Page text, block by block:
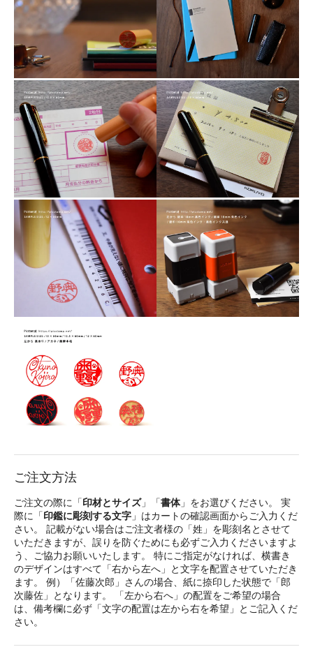
ご注文方法
ご注文の際に「印材とサイズ」「書体」をお選びください。 実
際に「印鑑に彫刻する文字 」はカートの確認画面からご入力くだ
さい。 記載がない場合はご注文者様の「姓」を彫刻名とさせて
いただきますが、誤りを防ぐためにも必ずご入力くださいますよ
う、ご協力お願いいたします。 特にご指定がなければ、横書き
のデザインはすべて「右から左へ」と文字を配置させていただき
ます。 例）「佐藤次郎」さんの場合、紙に捺印した状態で「郎
次藤佐」となります。 「左から右へ」の配置をご希望の場合
は、備考欄に必ず「文字の配置は左から右を希望」とご記入くだ
さい。